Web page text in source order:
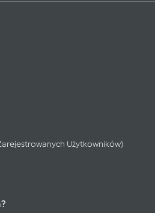
Użytkowników)